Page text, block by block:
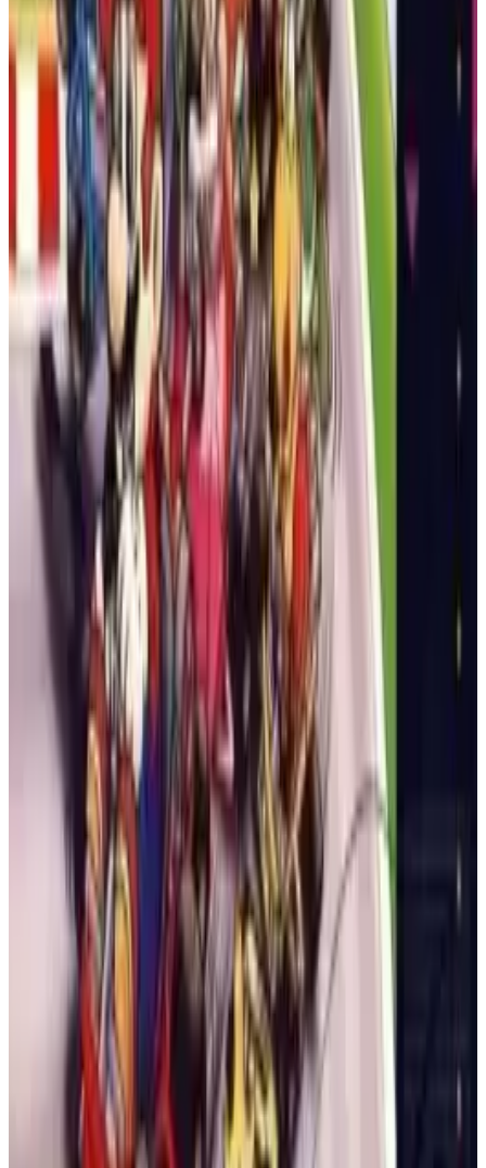
zu hindern, die Erde zu erobern.
GAME BOY AKTION
1993
BATTLETOADS
Battletoads / Double Dragon
Battletoads / Double Dragon ist ein Beat-’em-up für das Super
Nintendo von 1993, das die Battletoads mit Billy und Jimmy
Lee zusammenbringt. Kämpfe dich durch eine Sci-Fi-
Invasionshandlung, in der die Helden es mit der Dark Queen,
dem Shadow Boss und ihren vereinten Streitkräften
aufnehmen.
SUPER NINTENDO AKTION
BATTLETOADS
Battletoads (Sega Game Gear)
Der legendäre, knallharte Prügelheld jetzt zum Mitnehmen!
Übernimm die Kontrolle über Rash in diesem einzigartigen
Handheld-Abenteuer und kämpfe gegen die Streitkräfte der
Dunklen Königin durch eine Reihe brutal herausfordernder
GAME GEAR AKTION
1993
BATTLETOADS
Battletoads (Arcade)
Das ultimative Kröten-Erlebnis! Schließe dich Rash, Zitz und
Pimple in diesem 3-Spieler-Arcade-Prügler an. Entfessle
verrückte Kombos und blutige Finisher, um die Dunkle
Königin in purem Beat-'em-up-Chaos zu besiegen.
ARCADE AKTION
1991
BATTLETOADS
Battletoads
Begib dich mit Rash, Zitz und Pimple in ein legendäres Beat
’em up! Zerschmettere, verwandle dich und renne durch brutal
kreative Level, um Prinzessin Angelica und deinen Kumpel
Pimple vor der bösen Dunklen Königin zu retten.